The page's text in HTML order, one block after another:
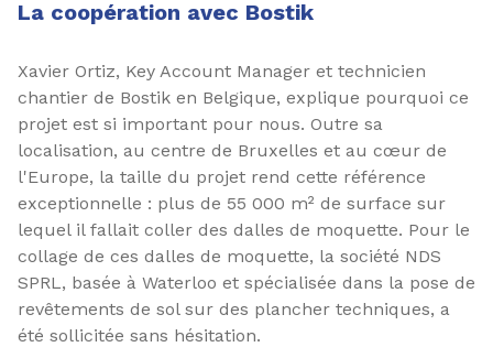
La coopération avec Bostik
Xavier Ortiz, Key Account Manager et technicien
chantier de Bostik en Belgique, explique pourquoi ce
projet est si important pour nous. Outre sa
localisation, au centre de Bruxelles et au cœur de
l'Europe, la taille du projet rend cette référence
exceptionnelle : plus de 55 000 m² de surface sur
lequel il fallait coller des dalles de moquette. Pour le
collage de ces dalles de moquette, la société NDS
SPRL, basée à Waterloo et spécialisée dans la pose de
revêtements de sol sur des plancher techniques, a
été sollicitée sans hésitation.